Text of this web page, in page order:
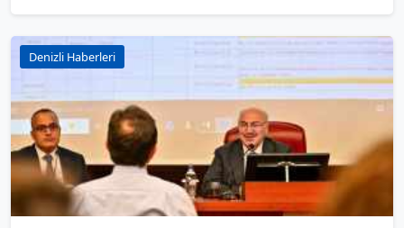
Denizli Haberleri